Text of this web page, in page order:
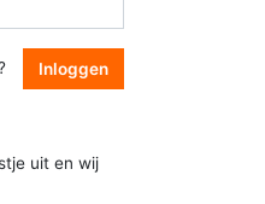
Inloggen
uit en wij